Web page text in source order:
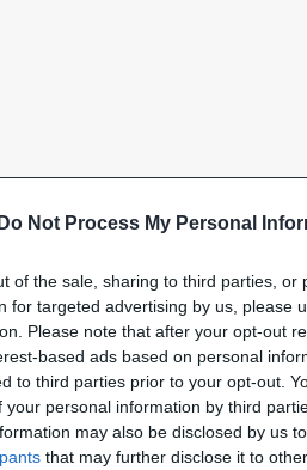
Do Not Process My Personal
of the sale, sharing to third parties, or
for targeted advertising by us, please
Please note that after your opt-out
based ads based on personal
to third parties prior to your opt-out.
personal information by third
may also be disclosed by us
that may further disclose it to
VOTRE DEMANDE